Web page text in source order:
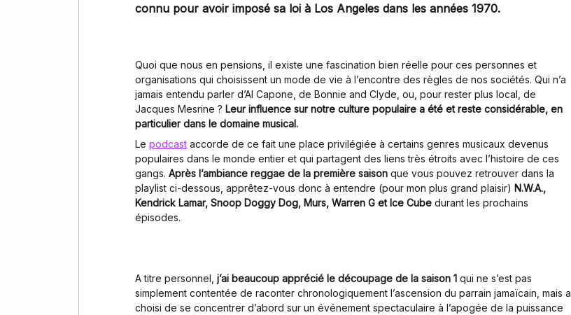
connu pour avoir imposé sa loi à Los Angeles dans les années 1970.
Quoi que nous en pensions, il existe une fascination bien réelle pour ces personnes et
organisations qui choisissent un mode de vie à l’encontre des règles de nos sociétés. Qui n’a
jamais entendu parler d’Al Capone, de Bonnie and Clyde, ou, pour rester plus local, de
Jacques Mesrine ? Leur influence sur notre culture populaire a été et reste considérable, en
particulier dans le domaine musical.
Le podcast accorde de ce fait une place privilégiée à certains genres musicaux devenus
populaires dans le monde entier et qui partagent des liens très étroits avec l’histoire de ces
gangs. Après l’ambiance reggae de la première saison que vous pouvez retrouver dans la
playlist ci-dessous, apprêtez-vous donc à entendre (pour mon plus grand plaisir) N.W.A.,
Kendrick Lamar, Snoop Doggy Dog, Murs, Warren G et Ice Cube durant les prochains
épisodes.
A titre personnel, j’ai beaucoup apprécié le découpage de la saison 1 qui ne s’est pas
simplement contentée de raconter chronologiquement l’ascension du parrain jamaïcain, mais a
choisi de se concentrer d’abord sur un événement spectaculaire à l’apogée de la puissance